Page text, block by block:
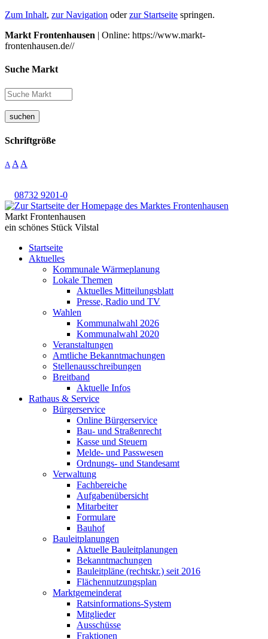
Zum Inhalt, zur Navigation oderzur Startseite springen.
Markt Frontenhausen | Online: https://www.markt-
frontenhausen.de//
Suche Markt
suchen
Schriftgröße
A A A
08732 9201-0
Markt Frontenhausen
ein schönes Stück Vilstal
Startseite
Aktuelles
Kommunale Wärmeplanung
Lokale Themen
Aktuelles Mitteilungsblatt
Presse, Radio und TV
Wahlen
Kommunalwahl 2026
Kommunalwahl 2020
Veranstaltungen
Amtliche Bekanntmachungen
Stellenausschreibungen
Breitband
Aktuelle Infos
Rathaus & Service
Bürgerservice
Online Bürgerservice
Bau- und Straßenrecht
Kasse und Steuern
Melde- und Passwesen
Ordnungs- und Standesamt
Verwaltung
Fachbereiche
Aufgabenübersicht
Mitarbeiter
Formulare
Bauhof
Bauleitplanungen
Aktuelle Bauleitplanungen
Bekanntmachungen
Bauleitpläne (rechtskr.) seit 2016
Flächennutzungsplan
Marktgemeinderat
Ratsinformations-System
Mitglieder
Ausschüsse
Fraktionen